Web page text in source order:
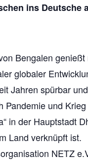
ins Deutsche
Bengalen
globaler
Jahren spürbar
und
in der Hauptstadt
Land verknüpft ist.
NETZ